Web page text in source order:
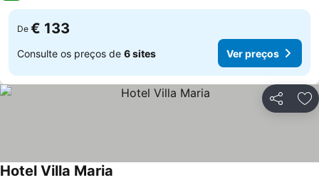
De € 133
Consulte os preços de 6 sites Ver preços
Partilhar
Hotel Villa Maria